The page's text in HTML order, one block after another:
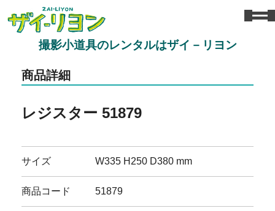
撮影小道具のレンタルはザイ－リヨン
商品詳細
レジスター 51879
サイズ W335 H250 D380 mm
商品コード 51879